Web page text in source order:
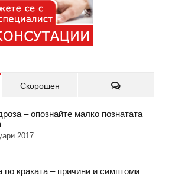
Скорошен Коментари
– опознайте малко познатата
2017
по краката – причини и симптоми